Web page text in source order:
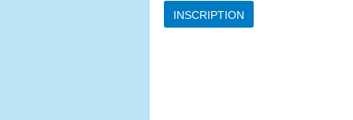
INSCRIPTION